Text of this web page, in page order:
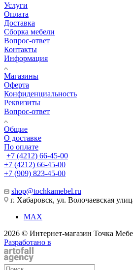
Услуги
Оплата
Доставка
Сборка мебели
Вопрос-ответ
Контакты
Информация
Магазины
Оферта
Конфиденциальность
Реквизиты
Вопрос-ответ
Общие
О доставке
По оплате
+7 (4212) 66-45-00
+7 (4212) 66-45-00
+7 (909) 823-45-00
shop@tochkamebel.ru
г. Хабаровск, ул. Волочаевская
MAX
2026 © Интернет-магазин Точка
Разработано в